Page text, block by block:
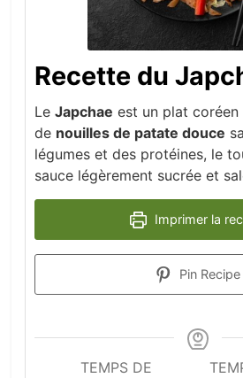
Recette du
LeJapchae est un plat coréen
de nouilles de patate douce
légumes et des protéines, le
sauce légèrement sucrée et
Imprimer la
Pin Recipe
TEMPS DE